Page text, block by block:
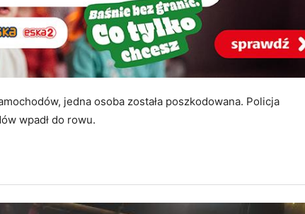
jedna osoba została poszkodowana. Policja
wpadł do rowu.